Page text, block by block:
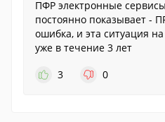
ПФР электронные
постоянно показывает -
ошибка, и эта ситуация
уже в течение 3 лет
3
0